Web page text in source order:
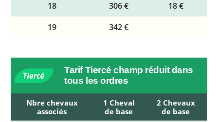
18
306 €
18 €
19
342 €
Tarif Tiercé champ réduit dans
tous les ordres
Nbre chevaux
associés
1 Cheval
de base
2 Chevaux
de base